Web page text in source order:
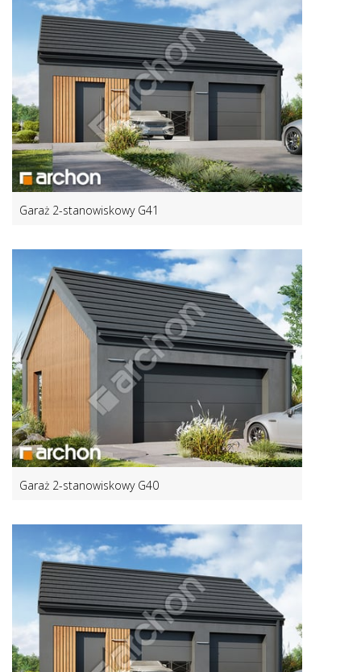
Garaż 2-stanowiskowy G41
Garaż 2-stanowiskowy G40